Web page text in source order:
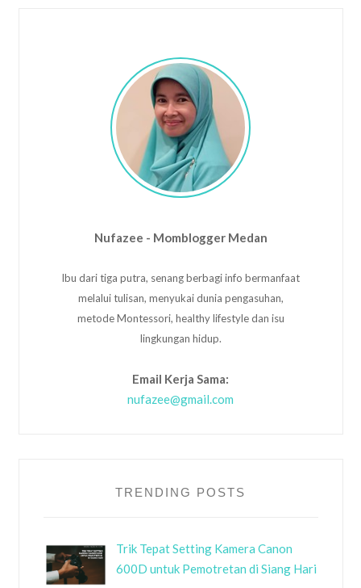
Nufazee - Momblogger Medan
Ibu dari tiga putra, senang berbagi info bermanfaat
melalui tulisan, menyukai dunia pengasuhan,
metode Montessori, healthy lifestyle dan isu
lingkungan hidup.
Email Kerja Sama:
nufazee@gmail.com
TRENDING POSTS
Trik Tepat Setting Kamera Canon
600D untuk Pemotretan di Siang Hari